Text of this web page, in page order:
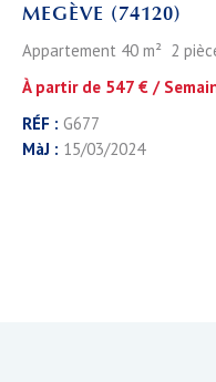
MEGÈVE (74120)
Appartement 40 m² 2
À partir de 547 € /
RÉF : G677
MàJ : 15/03/2024